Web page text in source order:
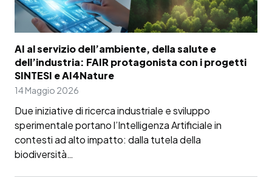
AI al servizio dell’ambiente, della salute e
dell’industria: FAIR protagonista con i progetti
SINTESI e AI4Nature
14 Maggio 2026
Due iniziative di ricerca industriale e sviluppo
sperimentale portano l’Intelligenza Artificiale in
contesti ad alto impatto: dalla tutela della
biodiversità…